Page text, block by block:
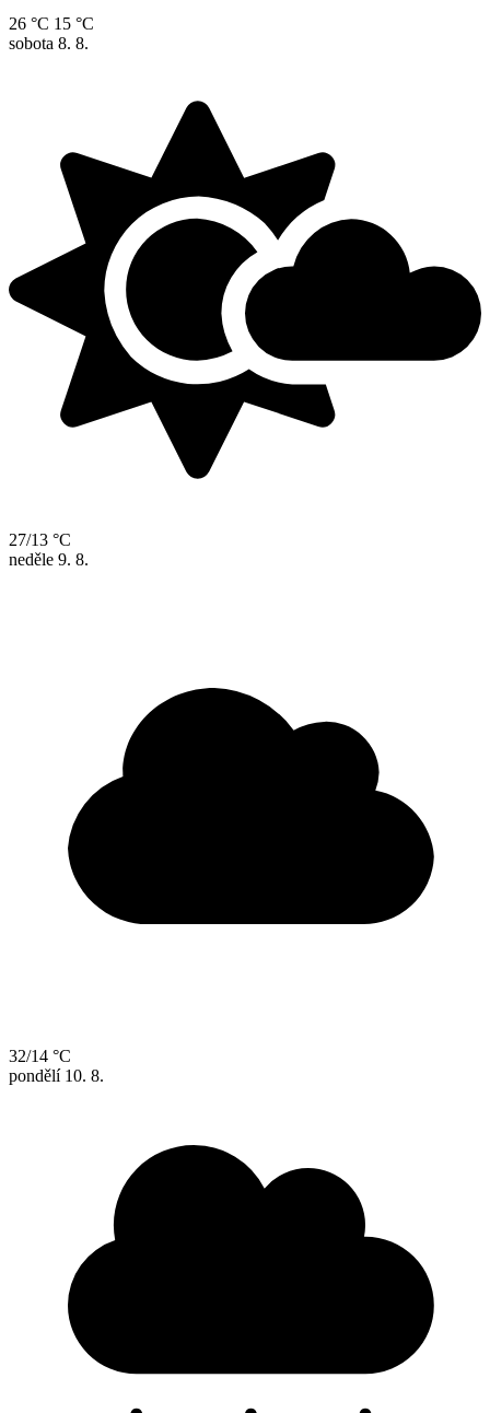
26 °C 15 °C
sobota 8. 8.
27/13 °C
neděle 9. 8.
32/14 °C
pondělí 10. 8.